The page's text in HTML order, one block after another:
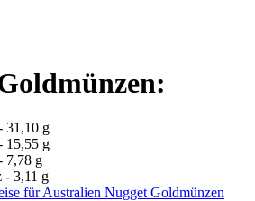
31,10 g
15,55 g
7,78 g
- 3,11 g
für Australien Nugget Goldmünzen